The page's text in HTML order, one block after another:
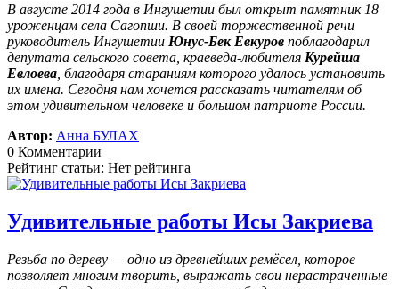
В августе 2014 года в Ингушетии был открыт памятник 18
уроженцам села Сагопши. В своей торжественной речи
руководитель Ингушетии Юнус-Бек Евкуров поблагодарил
депутата сельского совета, краеведа-любителя Курейша
Евлоева , благодаря стараниям которого удалось установить
их имена. Сегодня нам хочется рассказать читателям об
этом удивительном человеке и большом патриоте России.
Автор: Анна БУЛАХ
0 Комментарии
Рейтинг статьи: Нет рейтинга
Удивительные работы Исы Закриева
Резьба по дереву — одно из древнейших ремёсел, которое
позволяет многим творить, выражать свои нерастраченные